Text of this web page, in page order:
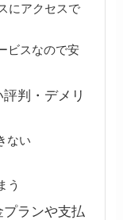
にアクセスで
ビスなので安
判・デメリ
ない
う
ランや支払